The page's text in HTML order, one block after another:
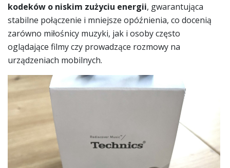
kodeków o niskim zużyciu energii, gwarantująca
stabilne połączenie i mniejsze opóźnienia, co docenią
zarówno miłośnicy muzyki, jak i osoby często
oglądające filmy czy prowadzące rozmowy na
urządzeniach mobilnych.